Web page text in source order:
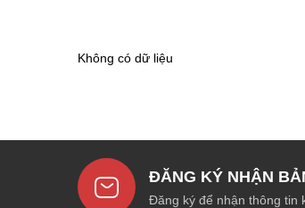
Không có dữ liệu
ĐĂNG KÝ NHẬN
Đăng ký để nhận thông tin